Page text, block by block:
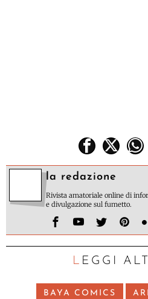
la redazione
Rivista amatoriale online di
e divulgazione sul fumetto.
LEGGI
BAYA COMICS